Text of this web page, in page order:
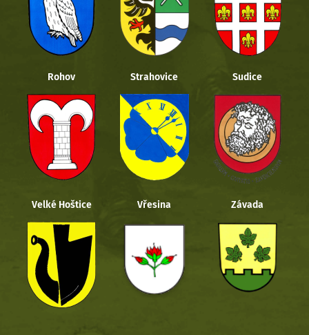
Rohov Strahovice Sudice
Velké Hoštice Vřesina Závada